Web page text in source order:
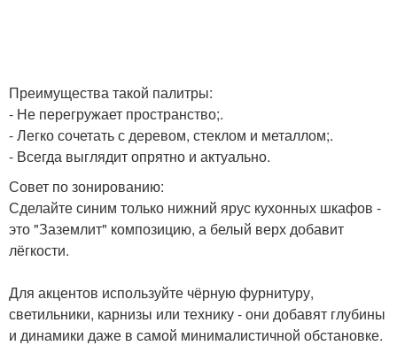
Преимущества такой палитры:
- Не перегружает пространство;.
- Легко сочетать с деревом, стеклом и металлом;.
- Всегда выглядит опрятно и актуально.
Совет по зонированию:
Сделайте синим только нижний ярус кухонных шкафов -
это "Заземлит" композицию, а белый верх добавит
лёгкости.
Для акцентов используйте чёрную фурнитуру,
светильники, карнизы или технику - они добавят глубины
и динамики даже в самой минималистичной обстановке.